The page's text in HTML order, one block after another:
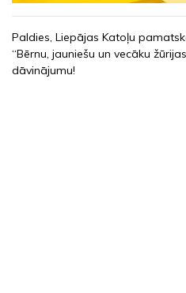
Paldies, Liepājas Katoļu
“Bērnu, jauniešu un vecāku
dāvinājumu!